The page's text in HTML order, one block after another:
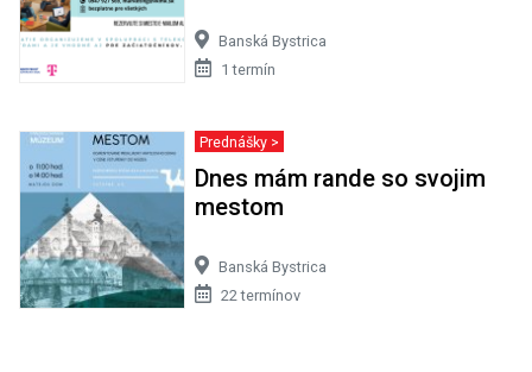
Banská Bystrica
1 termín
Prednášky >
Dnes mám rande so svojim
mestom
Banská Bystrica
22 termínov